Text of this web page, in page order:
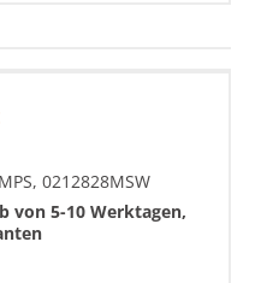
0212828MSW
von 5-10 Werktagen,